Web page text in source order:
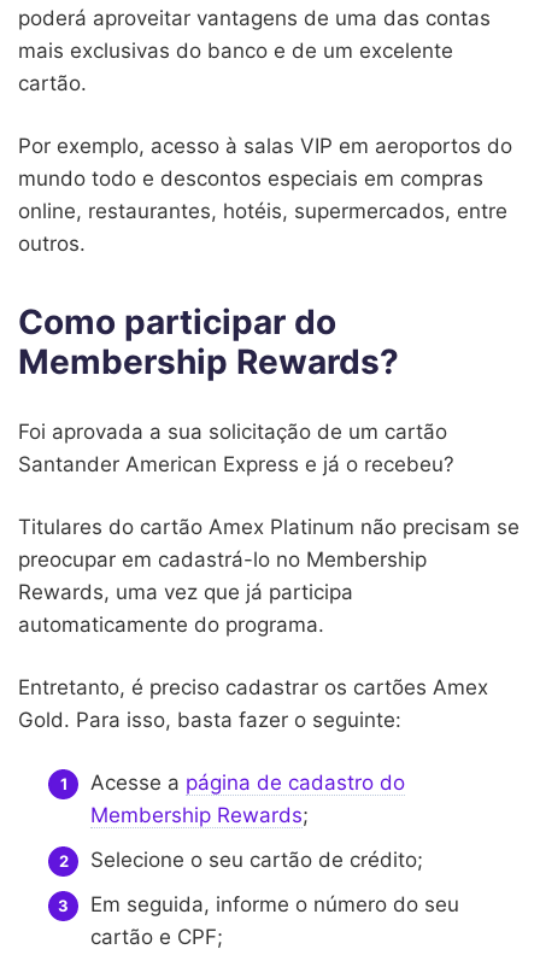
poderá aproveitar vantagens de uma das contas
mais exclusivas do banco e de um excelente
cartão.
Por exemplo, acesso à salas VIP em aeroportos do
mundo todo e descontos especiais em compras
online, restaurantes, hotéis, supermercados, entre
outros.
Como participar do
Membership Rewards?
Foi aprovada a sua solicitação de um cartão
Santander American Express e já o recebeu?
Titulares do cartão Amex Platinum não precisam se
preocupar em cadastrá-lo no Membership
Rewards, uma vez que já participa
automaticamente do programa.
Entretanto, é preciso cadastrar os cartões Amex
Gold. Para isso, basta fazer o seguinte:
Acesse a página de cadastro do
Membership Rewards;
Selecione o seu cartão de crédito;
Em seguida, informe o número do seu
cartão e CPF;